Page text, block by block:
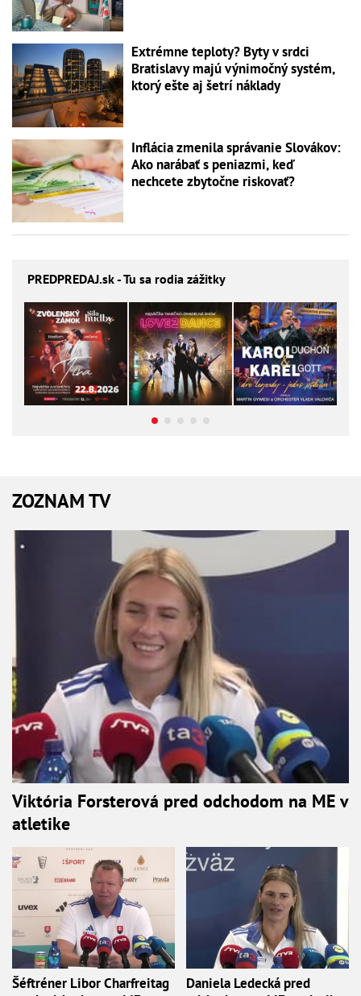
Extrémne teploty? Byty v srdci
Bratislavy majú výnimočný systém,
ktorý ešte aj šetrí náklady
Inflácia zmenila správanie Slovákov:
Ako narábať s peniazmi, keď
nechcete zbytočne riskovať?
PREDPREDAJ.sk - Tu sa rodia zážitky
ZOZNAM TV
Viktória Forsterová pred odchodom na ME v
atletike
Šéftréner Libor Charfreitag
Daniela Ledecká pred